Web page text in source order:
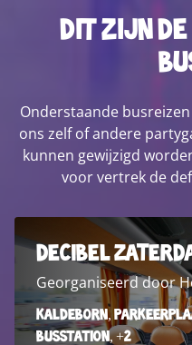
Dit zijn
Onderstaande
ons zelf of andere
kunnen gewijzigd
voor vertrek de
Decibel
Georganiseerd door
Kaldeborn,
Busstation, +2